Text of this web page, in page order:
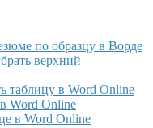
по образцу в Ворде
верхний
таблицу в Word Online
Word Online
в Word Online